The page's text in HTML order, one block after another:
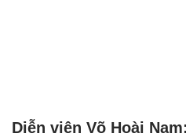
Diễn viên Võ Hoài